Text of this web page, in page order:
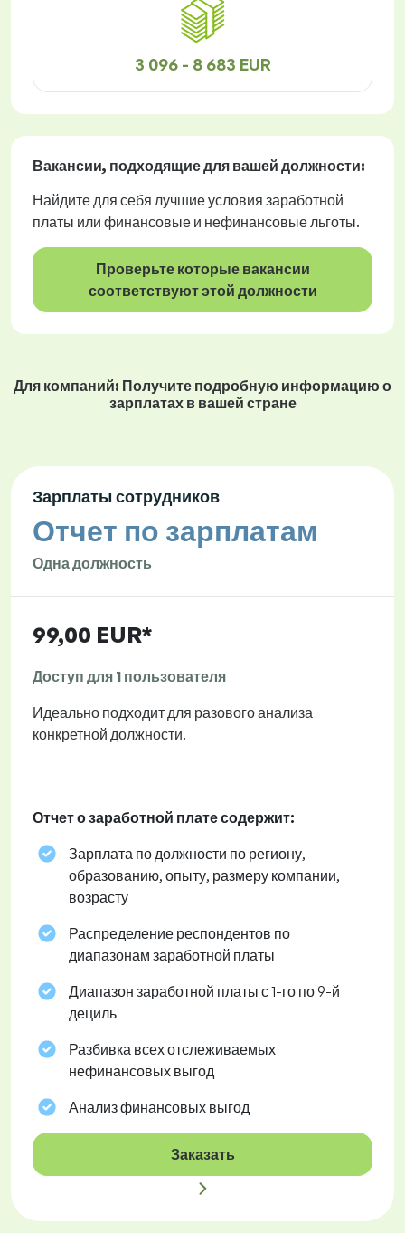
3 096 - 8 683 EUR
Вакансии, подходящие для вашей должности:
Найдите для себя лучшие условия заработной
платы или финансовые и нефинансовые льготы.
Проверьте которые вакансии
соответствуют этой должности
Для компаний: Получите подробную информацию о
зарплатах в вашей стране
Зарплаты сотрудников
Отчет по зарплатам
Одна должность
99,00 EUR*
Доступ для 1 пользователя
Идеально подходит для разового анализа
конкретной должности.
Отчет о заработной плате содержит:
Зарплата по должности по региону,
образованию, опыту, размеру компании,
возрасту
Распределение респондентов по
диапазонам заработной платы
Диапазон заработной платы с 1-го по 9-й
дециль
Разбивка всех отслеживаемых
нефинансовых выгод
Анализ финансовых выгод
Заказать